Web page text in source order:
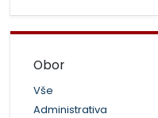
Obor
Vše
Administrativa